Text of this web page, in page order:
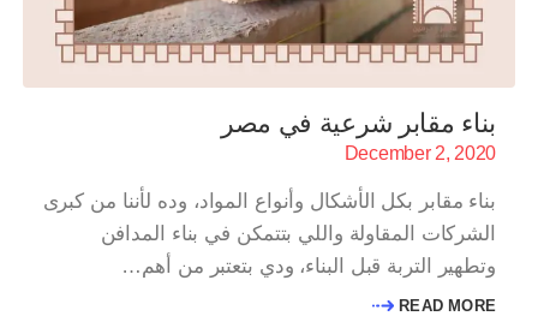
بناء مقابر شرعية في مصر
December 2, 2020
بناء مقابر بكل الأشكال وأنواع المواد، وده لأننا من كبرى
الشركات المقاولة واللي بتتمكن في بناء المدافن
وتطهير التربة قبل البناء، ودي بتعتبر من أهم…
READ MORE